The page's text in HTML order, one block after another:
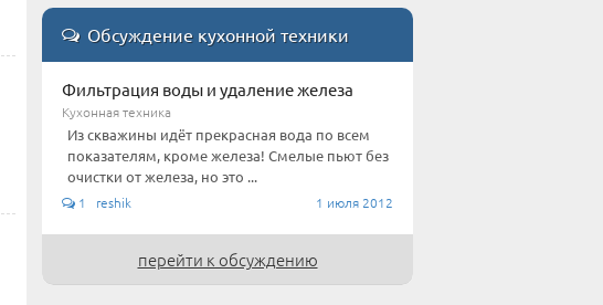
Обсуждение кухонной техники
Фильтрация воды и удаление железа
Кухонная техника
Из скважины идёт прекрасная вода по всем
показателям, кроме железа! Смелые пьют без
очистки от железа, но это ...
1 reshik 1 июля 2012
перейти к обсуждению